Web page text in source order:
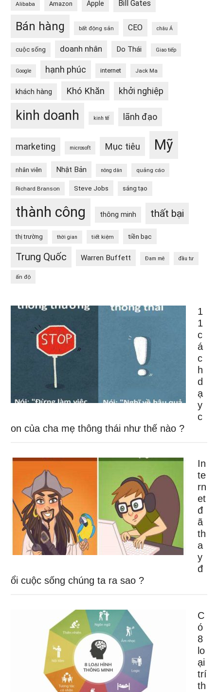
Alibaba Amazon Apple Bill Gates
Bán hàng bất động sản CEO châu Á
cuộc sống doanh nhân Do Thái Giao tiếp
Google hạnh phúc internet Jack Ma
khách hàng Khó Khăn khởi nghiệp
kinh doanh kinh tế lãnh đạo
marketing microsoft Mục tiêu Mỹ
nhân viên Nhật Bản nông dân quảng cáo
Richard Branson Steve Jobs sáng tạo
thành công thông minh thất bại
thị trường thời gian tiết kiệm tiền bạc
Trung Quốc Warren Buffett Đam mê đầu tư
ấn độ
1
1
c
á
c
h
d
ạ
y
c
on của cha mẹ thông thái như thế nào ?
In
te
rn
et
đ
ã
th
a
y
đ
ổi cuộc sống chúng ta ra sao ?
C
ó
8
lo
ại
trí
th